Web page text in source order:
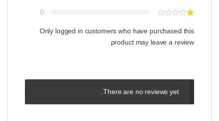
0
Only logged in customers who have purchased this
product may leave a review.
There are no reviews yet.